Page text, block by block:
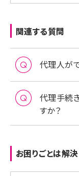
関連する質問
代理人が
代理手続
すか？
お困りごとは解